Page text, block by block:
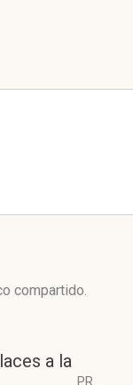
compartido.
a la
PR